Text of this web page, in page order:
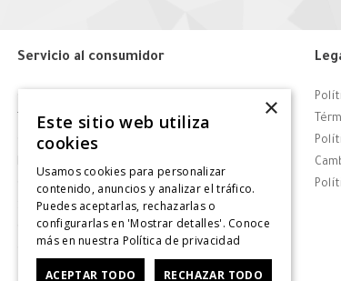
Servicio al consumidor
Tiendas
Contáctanos
Giftcard
Solicitar Factura
CyberDay
×
Este sitio web utiliza
cookies
Usamos cookies para personalizar
contenido, anuncios y analizar el tráfico.
Puedes aceptarlas, rechazarlas o
configurarlas en 'Mostrar detalles'. Conoce
más en nuestra Política de privacidad
ACEPTAR TODO RECHAZAR TODO